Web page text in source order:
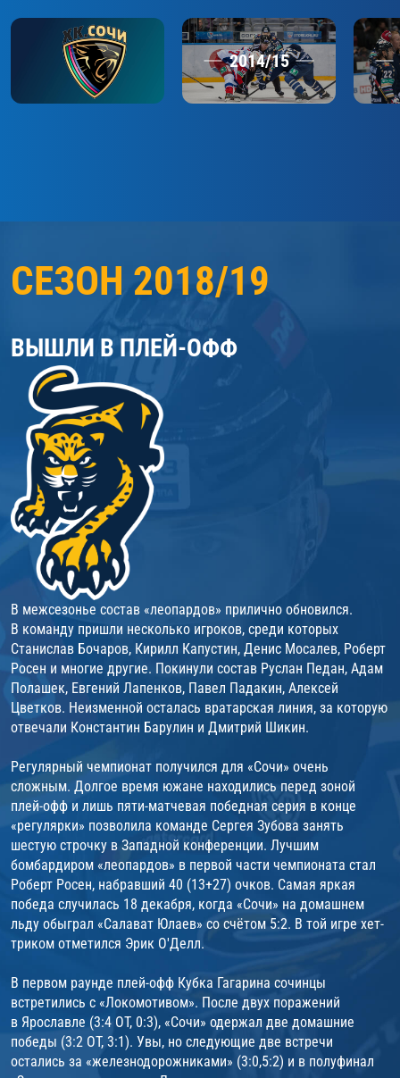
2014/15
СЕЗОН 2018/19
ВЫШЛИ В ПЛЕЙ‑ОФФ
В межсезонье состав «леопардов» прилично обновился.
В команду пришли несколько игроков, среди которых
Станислав Бочаров, Кирилл Капустин, Денис Мосалев, Роберт
Росен и многие другие. Покинули состав Руслан Педан, Адам
Полашек, Евгений Лапенков, Павел Падакин, Алексей
Цветков. Неизменной осталась вратарская линия, за которую
отвечали Константин Барулин и Дмитрий Шикин.
Регулярный чемпионат получился для «Сочи» очень
сложным. Долгое время южане находились перед зоной
плей-офф и лишь пяти-матчевая победная серия в конце
«регулярки» позволила команде Сергея Зубова занять
шестую строчку в Западной конференции. Лучшим
бомбардиром «леопардов» в первой части чемпионата стал
Роберт Росен, набравший 40 (13+27) очков. Самая яркая
победа случилась 18 декабря, когда «Сочи» на домашнем
льду обыграл «Салават Юлаев» со счётом 5:2. В той игре хет-
триком отметился Эрик О'Делл.
В первом раунде плей-офф Кубка Гагарина сочинцы
встретились с «Локомотивом». После двух поражений
в Ярославле (3:4 ОТ, 0:3), «Сочи» одержал две домашние
победы (3:2 ОТ, 3:1). Увы, но следующие две встречи
остались за «железнодорожниками» (3:0,5:2) и в полуфинал